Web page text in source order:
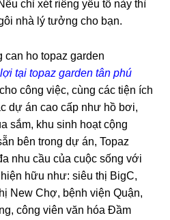
chỉ xét riêng yếu tố này thì
nhà lý tưởng cho bạn.
tại topaz garden tân phú
công việc, cùng các tiện ích
dự án cao cấp như hồ bơi,
sắm, khu sinh hoạt cộng
bên trong dự án, Topaz
nhu cầu của cuộc sống với
hữu như: siêu thị BigC,
New Chợ, bệnh viện Quận,
công viên văn hóa Đầm